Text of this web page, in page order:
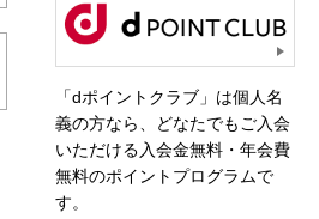
「dポイントクラブ」は個人名
義の方なら、どなたでもご入会
いただける入会金無料・年会費
無料のポイントプログラムで
す。